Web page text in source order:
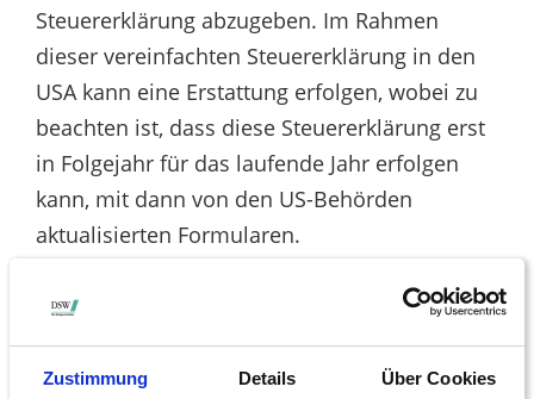
Zustimmung Details Über Cookies
Steuererklärung abzugeben. Im Rahmen
dieser vereinfachten Steuererklärung in den
USA kann eine Erstattung erfolgen, wobei zu
beachten ist, dass diese Steuererklärung erst
in Folgejahr für das laufende Jahr erfolgen
kann, mit dann von den US-Behörden
aktualisierten Formularen.